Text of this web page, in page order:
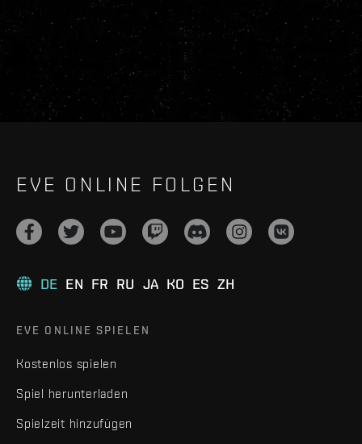
EVE ONLINE FOLGEN
DE EN FR RU JA KO ES ZH
EVE ONLINE SPIELEN
Kostenlos spielen
Spiel herunterladen
Spielzeit hinzufügen